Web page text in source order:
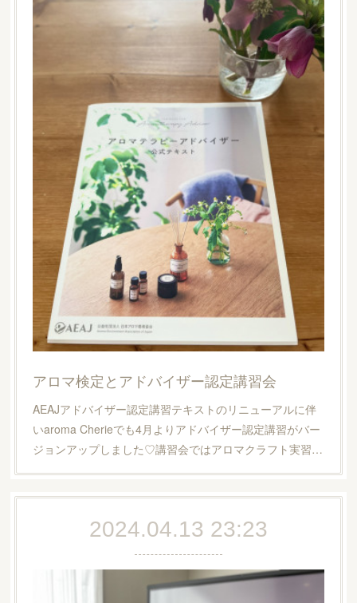
アロマ検定とアドバイザー認定講習会
AEAJアドバイザー認定講習テキストのリニューアルに伴
いaroma Cherieでも4月よりアドバイザー認定講習がバー
ジョンアップしました♡講習会ではアロマクラフト実習…
2024.04.13 23:23